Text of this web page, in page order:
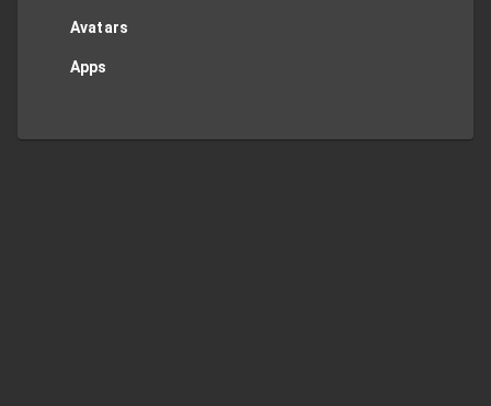
Avatars
Apps